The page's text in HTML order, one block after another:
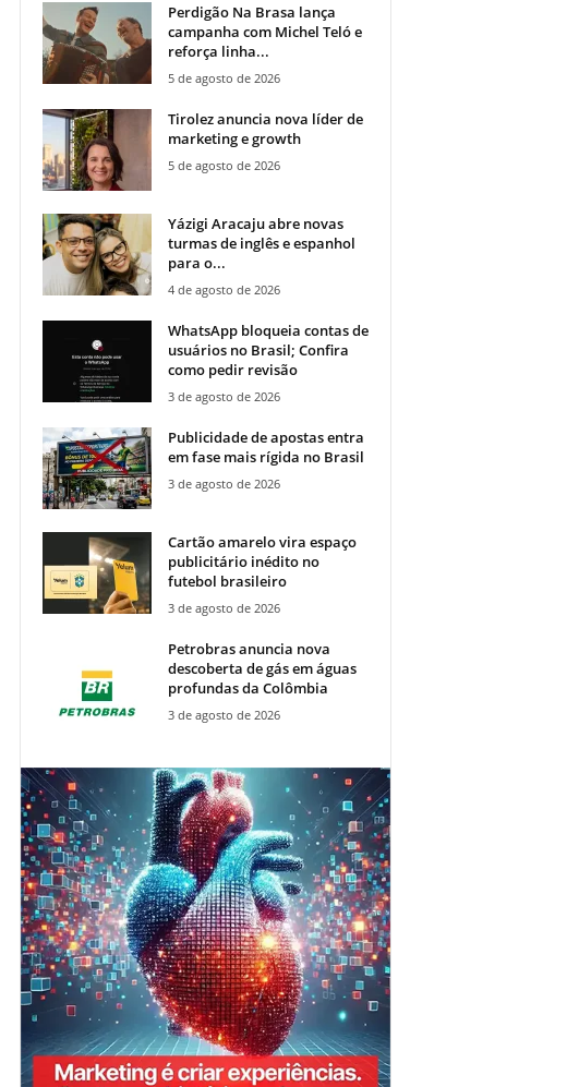
Perdigão Na Brasa lança
campanha com Michel Teló e
reforça linha...
5 de agosto de 2026
Tirolez anuncia nova líder de
marketing e growth
5 de agosto de 2026
Yázigi Aracaju abre novas
turmas de inglês e espanhol
para o...
4 de agosto de 2026
WhatsApp bloqueia contas de
usuários no Brasil; Confira
como pedir revisão
3 de agosto de 2026
Publicidade de apostas entra
em fase mais rígida no Brasil
3 de agosto de 2026
Cartão amarelo vira espaço
publicitário inédito no
futebol brasileiro
3 de agosto de 2026
Petrobras anuncia nova
descoberta de gás em águas
profundas da Colômbia
3 de agosto de 2026